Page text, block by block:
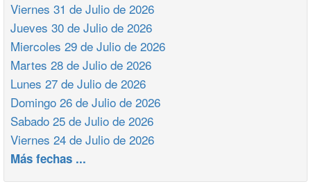
Viernes 31 de Julio de 2026
Jueves 30 de Julio de 2026
Miercoles 29 de Julio de 2026
Martes 28 de Julio de 2026
Lunes 27 de Julio de 2026
Domingo 26 de Julio de 2026
Sabado 25 de Julio de 2026
Viernes 24 de Julio de 2026
Más fechas ...